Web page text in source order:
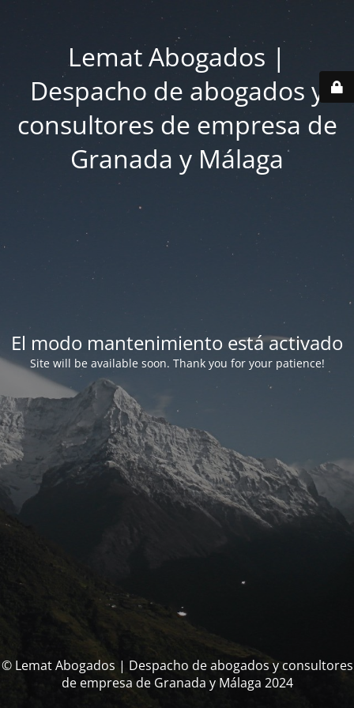
Lemat Abogados |
Despacho de abogados y
consultores de empresa de
Granada y Málaga
El modo mantenimiento está activado
Site will be available soon. Thank you for your patience!
© Lemat Abogados | Despacho de abogados y consultores
de empresa de Granada y Málaga 2024